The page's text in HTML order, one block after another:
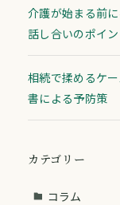
介護が始まる前
話し合いのポイ
相続で揉めるケ
書による予防策
カテゴリー
コラム